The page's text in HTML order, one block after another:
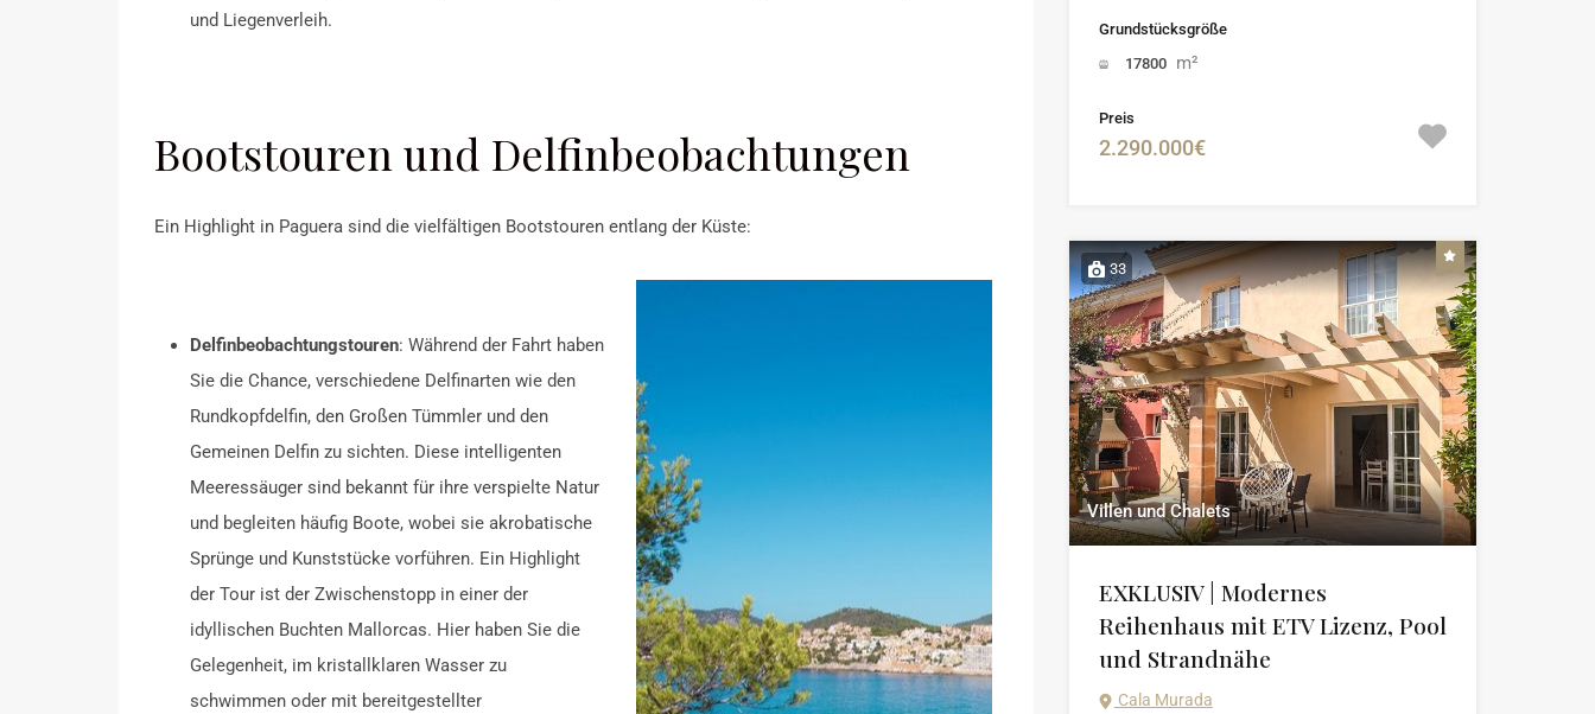
und Liegenverleih.
Bootstouren und Delfinbeobachtungen
Ein Highlight in Paguera sind die vielfältigen Bootstouren entlang der Küste:
Delfinbeobachtungstouren: Während der Fahrt haben
Sie die Chance, verschiedene Delfinarten wie den
Rundkopfdelfin, den Großen Tümmler und den
Gemeinen Delfin zu sichten. Diese intelligenten
Meeressäuger sind bekannt für ihre verspielte Natur
und begleiten häufig Boote, wobei sie akrobatische
Sprünge und Kunststücke vorführen. Ein Highlight
der Tour ist der Zwischenstopp in einer der
idyllischen Buchten Mallorcas. Hier haben Sie die
Gelegenheit, im kristallklaren Wasser zu
schwimmen oder mit bereitgestellter
Grundstücksgröße
17800 m²
Preis
2.290.000€
33
Villen und Chalets
EXKLUSIV | Modernes
Reihenhaus mit ETV Lizenz, Pool
und Strandnähe
Cala Murada